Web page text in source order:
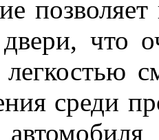
что
среди